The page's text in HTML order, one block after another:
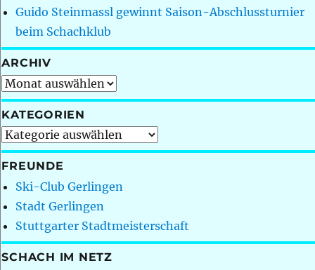
Guido Steinmassl gewinnt Saison-Abschlussturnier
beim Schachklub
ARCHIV
Archiv
KATEGORIEN
Kategorien
FREUNDE
Ski-Club Gerlingen
Stadt Gerlingen
Stuttgarter Stadtmeisterschaft
SCHACH IM NETZ